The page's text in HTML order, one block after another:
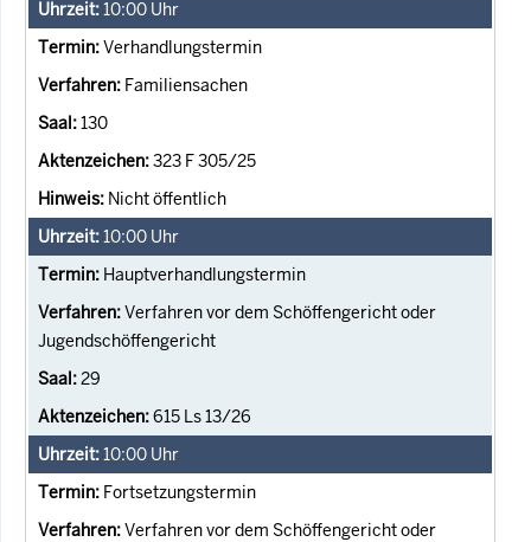
10:00 Uhr
Verhandlungstermin
Familiensachen
130
323 F 305/25
Nicht öffentlich
10:00 Uhr
Hauptverhandlungstermin
Verfahren vor dem Schöffengericht oder
Jugendschöffengericht
29
615 Ls 13/26
10:00 Uhr
Fortsetzungstermin
Verfahren vor dem Schöffengericht oder